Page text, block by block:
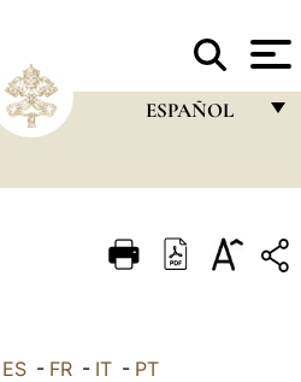
ESPAÑOL
ITALIANO
ES - FR - IT - PT